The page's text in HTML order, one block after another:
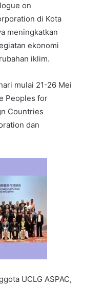
on
di Kota
meningkatkan
ekonomi
iklim.
mulai 21-26 Mei
Peoples for
Countries
dan
UCLG ASPAC,